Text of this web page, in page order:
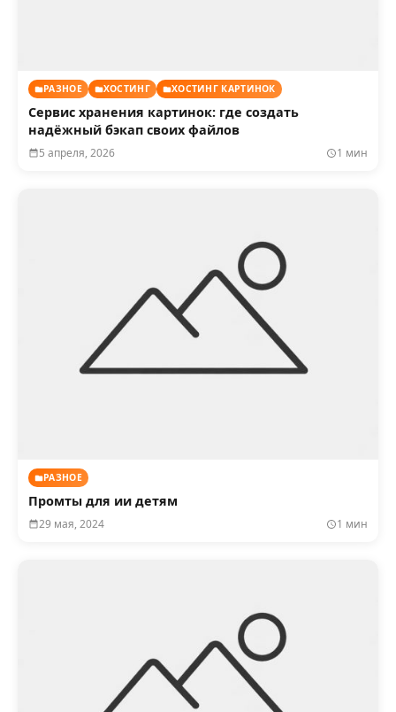
РАЗНОЕ ХОСТИНГ ХОСТИНГ КАРТИНОК
Сервис хранения картинок: где создать
надёжный бэкап своих файлов
5 апреля, 2026 1 мин
РАЗНОЕ
Промты для ии детям
29 мая, 2024 1 мин